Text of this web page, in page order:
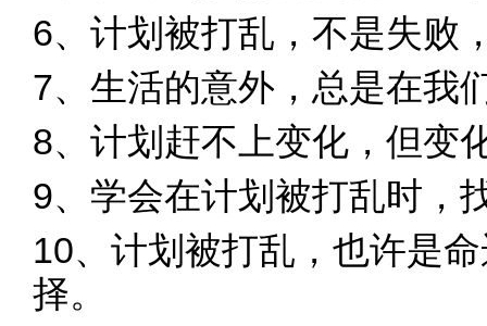
6、计划被打乱，不是失败
7、生活的意外，总是在我
8、计划赶不上变化，但变
9、学会在计划被打乱时，
10、计划被打乱，也许是
择。